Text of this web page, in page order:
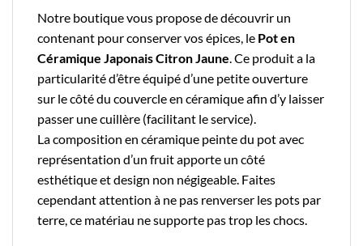
Notre boutiquevous propose de découvrir un
contenant pour conserver vos épices, le Pot en
Céramique Japonais Citron Jaune . Ce produit a la
particularité d’être équipé d’une petite ouverture
sur le côté du couvercle en céramique afin d’y laisser
passer une cuillère (facilitant le service).
La composition en céramique peinte du pot avec
représentation d’un fruit apporte un côté
esthétique et design non négigeable. Faites
cependant attention à ne pas renverser les pots par
terre, ce matériau ne supporte pas trop les chocs.